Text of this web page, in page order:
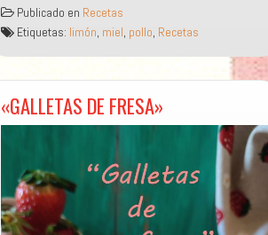
LIMÓN”Publicado en Recetas
Etiquetas: limón, miel, pollo, Recetas
«GALLETAS DE FRESA»